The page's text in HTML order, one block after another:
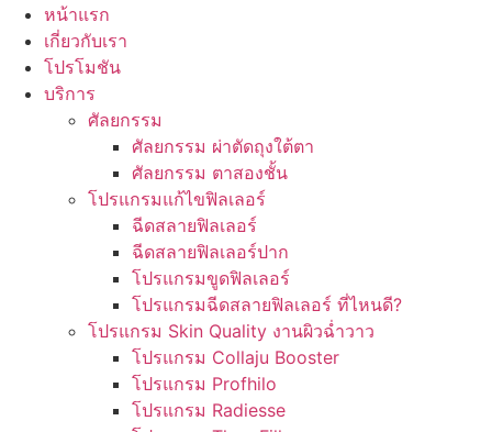
หน้าแรก
เกี่ยวกับเรา
โปรโมชัน
บริการ
ศัลยกรรม
ศัลยกรรม ผ่าตัดถุงใต้ตา
ศัลยกรรม ตาสองชั้น
โปรแกรมแก้ไขฟิลเลอร์
ฉีดสลายฟิลเลอร์
ฉีดสลายฟิลเลอร์ปาก
โปรแกรมขูดฟิลเลอร์
โปรแกรมฉีดสลายฟิลเลอร์ ที่ไหนดี?
โปรแกรม Skin Quality งานผิวฉ่ำวาว
โปรแกรม Collaju Booster
โปรแกรม Profhilo
โปรแกรม Radiesse